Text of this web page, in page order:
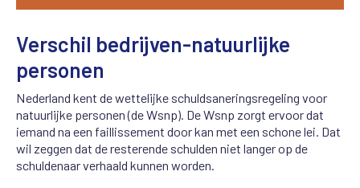
Verschil bedrijven-natuurlijke
personen
Nederland kent de wettelijke schuldsaneringsregeling voor
natuurlijke personen (de Wsnp). De Wsnp zorgt ervoor dat
iemand na een faillissement door kan met een schone lei. Dat
wil zeggen dat de resterende schulden niet langer op de
schuldenaar verhaald kunnen worden.